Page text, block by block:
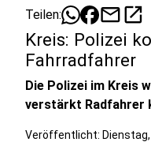
Teilen: mailopen_in_new
Kreis: Polizei
Fahrradfahrer
Die Polizei im Kreis
verstärkt Radfahrer
Veröffentlicht: